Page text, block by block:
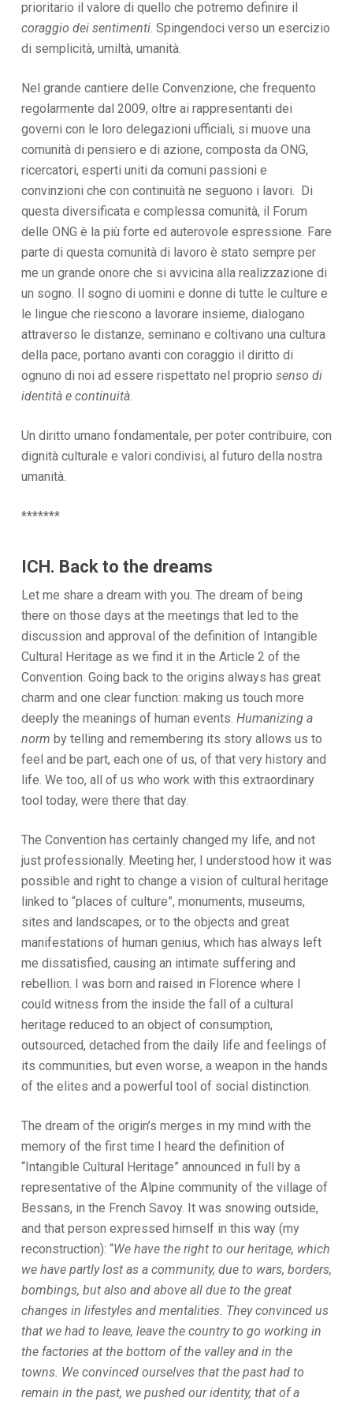
prioritario il valore di quello che potremo definire il
coraggio dei sentimenti. Spingendoci verso un esercizio
di semplicità, umiltà, umanità.
Nel grande cantiere delle Convenzione, che frequento
regolarmente dal 2009, oltre ai rappresentanti dei
governi con le loro delegazioni ufficiali, si muove una
comunità di pensiero e di azione, composta da ONG,
ricercatori, esperti uniti da comuni passioni e
convinzioni che con continuità ne seguono i lavori. Di
questa diversificata e complessa comunità, il Forum
delle ONG è la più forte ed auterovole espressione. Fare
parte di questa comunità di lavoro è stato sempre per
me un grande onore che si avvicina alla realizzazione di
un sogno. Il sogno di uomini e donne di tutte le culture e
le lingue che riescono a lavorare insieme, dialogano
attraverso le distanze, seminano e coltivano una cultura
della pace, portano avanti con coraggio il diritto di
ognuno di noi ad essere rispettato nel proprio senso di
identità e continuità.
Un diritto umano fondamentale, per poter contribuire, con
dignità culturale e valori condivisi, al futuro della nostra
umanità.
*******
ICH. Back to the dreams
Let me share a dream with you. The dream of being
there on those days at the meetings that led to the
discussion and approval of the definition of Intangible
Cultural Heritage as we find it in the Article 2 of the
Convention. Going back to the origins always has great
charm and one clear function: making us touch more
deeply the meanings of human events. Humanizing a
norm by telling and remembering its story allows us to
feel and be part, each one of us, of that very history and
life. We too, all of us who work with this extraordinary
tool today, were there that day.
The Convention has certainly changed my life, and not
just professionally. Meeting her, I understood how it was
possible and right to change a vision of cultural heritage
linked to “places of culture”, monuments, museums,
sites and landscapes, or to the objects and great
manifestations of human genius, which has always left
me dissatisfied, causing an intimate suffering and
rebellion. I was born and raised in Florence where I
could witness from the inside the fall of a cultural
heritage reduced to an object of consumption,
outsourced, detached from the daily life and feelings of
its communities, but even worse, a weapon in the hands
of the elites and a powerful tool of social distinction.
The dream of the origin’s merges in my mind with the
memory of the first time I heard the definition of
“Intangible Cultural Heritage” announced in full by a
representative of the Alpine community of the village of
Bessans, in the French Savoy. It was snowing outside,
and that person expressed himself in this way (my
reconstruction): “We have the right to our heritage, which
we have partly lost as a community, due to wars, borders,
bombings, but also and above all due to the great
changes in lifestyles and mentalities. They convinced us
that we had to leave, leave the country to go working in
the factories at the bottom of the valley and in the
towns. We convinced ourselves that the past had to
remain in the past, we pushed our identity, that of a